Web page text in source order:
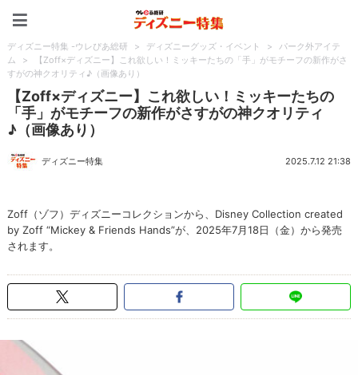
ディズニー特集 -ウレぴあ総研 > ディズニーグッズ・イベント >
パーク外アイテ
ム
>
【Zoff×ディズニー】これ欲しい！ミッキーたちの「手」がモチーフの新作がさ
すがの神クオリティ♪（画像あり）
【Zoff×ディズニー】これ欲しい！ミッキーたちの
「手」がモチーフの新作がさすがの神クオリティ
♪（画像あり）
ディズニー特集 2025.7.12 21:38
Zoff（ゾフ）ディズニーコレクションから、Disney Collection created
by Zoff “Mickey & Friends Hands”が、2025年7月18日（金）から発売
されます。